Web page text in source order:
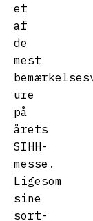
et
af
de
mest
ure
på
årets
SIHH-
messe.
Ligesom
sine
sort-